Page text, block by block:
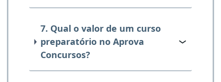
7. Qual o valor de um curso
preparatório no Aprova
Concursos?